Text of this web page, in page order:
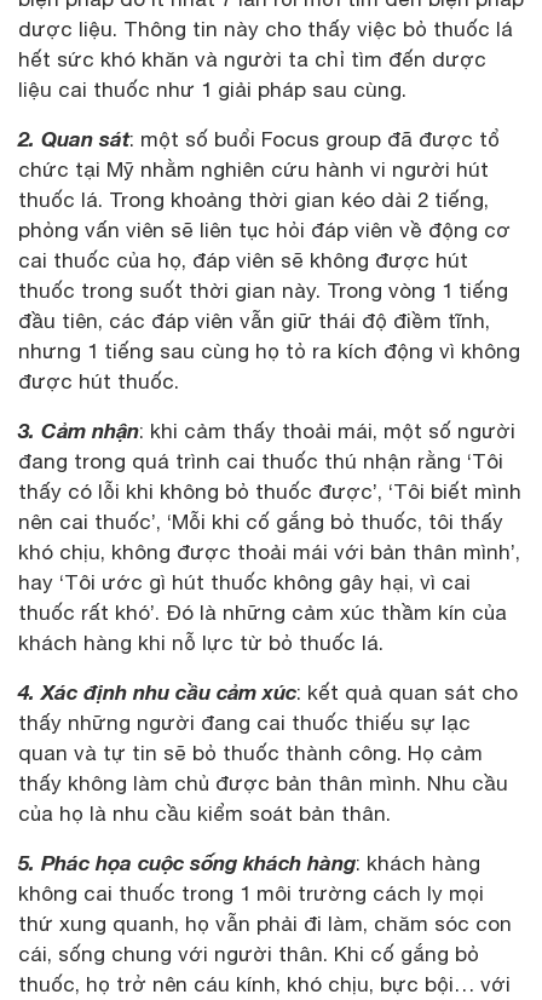
dược liệu. Thông tin này cho thấy việc bỏ thuốc lá
hết sức khó khăn và người ta chỉ tìm đến dược
liệu cai thuốc như 1 giải pháp sau cùng.
2. Quan sát: một số buổi Focus group đã được tổ
chức tại Mỹ nhằm nghiên cứu hành vi người hút
thuốc lá. Trong khoảng thời gian kéo dài 2 tiếng,
phỏng vấn viên sẽ liên tục hỏi đáp viên về động cơ
cai thuốc của họ, đáp viên sẽ không được hút
thuốc trong suốt thời gian này. Trong vòng 1 tiếng
đầu tiên, các đáp viên vẫn giữ thái độ điềm tĩnh,
nhưng 1 tiếng sau cùng họ tỏ ra kích động vì không
được hút thuốc.
3. Cảm nhận: khi cảm thấy thoải mái, một số người
đang trong quá trình cai thuốc thú nhận rằng ‘Tôi
thấy có lỗi khi không bỏ thuốc được’, ‘Tôi biết mình
nên cai thuốc’, ‘Mỗi khi cố gắng bỏ thuốc, tôi thấy
khó chịu, không được thoải mái với bản thân mình’,
hay ‘Tôi ước gì hút thuốc không gây hại, vì cai
thuốc rất khó’. Đó là những cảm xúc thầm kín của
khách hàng khi nỗ lực từ bỏ thuốc lá.
4. Xác định nhu cầu cảm xúc: kết quả quan sát cho
thấy những người đang cai thuốc thiếu sự lạc
quan và tự tin sẽ bỏ thuốc thành công. Họ cảm
thấy không làm chủ được bản thân mình. Nhu cầu
của họ là nhu cầu kiểm soát bản thân.
5. Phác họa cuộc sống khách hàng: khách hàng
không cai thuốc trong 1 môi trường cách ly mọi
thứ xung quanh, họ vẫn phải đi làm, chăm sóc con
cái, sống chung với người thân. Khi cố gắng bỏ
thuốc, họ trở nên cáu kính, khó chịu, bực bội… với